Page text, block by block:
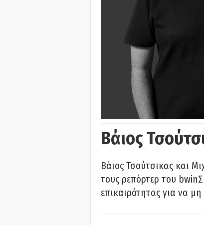
Βάιος
Βάιος Τσούτσικας και
τους ρεπόρτερ του
επικαιρότητας για να